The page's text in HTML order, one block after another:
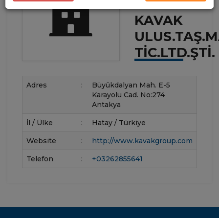
KAVAK
TIC.LTD.ŞTI.
Adres :
Büyükdalyan Mah. E-5
Karayolu Cad. No:274
Antakya
İl / Ülke : Hatay / Türkiye
Website : http://www.kavakgroup.com
Telefon : +03262855641